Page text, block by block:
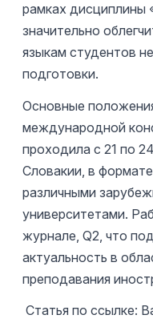
рамках дисциплины
значительно
языкам студентов
подготовки.
Основные
международной
проходила с 21 по
Словакии, в
различными
университетами.
журнале, Q2, что
актуальность в
преподавания
Статья по ссылке: